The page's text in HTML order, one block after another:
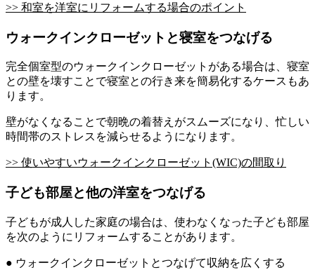
>> 和室を洋室にリフォームする場合のポイント
ウォークインクローゼットと寝室をつなげる
完全個室型のウォークインクローゼットがある場合は、寝室
との壁を壊すことで寝室との行き来を簡易化するケースもあ
ります。
壁がなくなることで朝晩の着替えがスムーズになり、忙しい
時間帯のストレスを減らせるようになります。
>> 使いやすいウォークインクローゼット(WIC)の間取り
子ども部屋と他の洋室をつなげる
子どもが成人した家庭の場合は、使わなくなった子ども部屋
を次のようにリフォームすることがあります。
● ウォークインクローゼットとつなげて収納を広くする